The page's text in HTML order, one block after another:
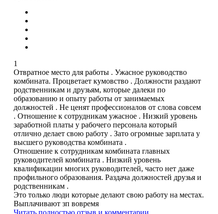
1
Отвратное место для работы . Ужасное руководство
комбината. Процветает кумовство . Должности раздают
родственникам и друзьям, которые далеки по
образованию и опыту работы от занимаемых
должностей . Не ценят профессионалов от слова совсем
. Отношение к сотрудникам ужасное . Низкий уровень
заработной платы у рабочего персонала который
отлично делает свою работу . Зато огромные зарплата у
высшего руководства комбината .
Отношение к сотрудникам комбината главных
руководителей комбината . Низкий уровень
квалификации многих руководителей, часто нет даже
профильного образования. Раздача должностей друзья и
родственникам .
Это только люди которые делают свою работу на местах.
Выплачивают зп вовремя
Читать полностью отзыв и комментарии